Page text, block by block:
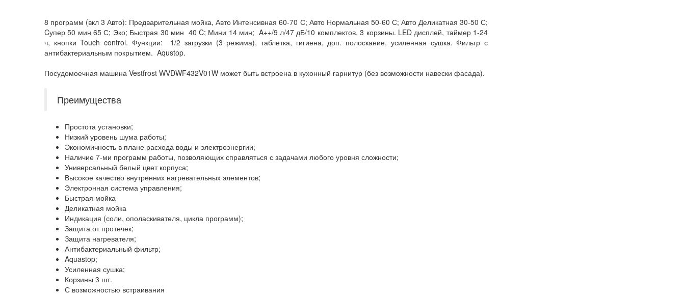
8 программ (вкл 3 Авто): Предварительная мойка, Авто Интенсивная 60-70 С; Авто Нормальная 50-60 С; Авто Деликатная 30-50 С;
Cупер 50 мин 65 С; Эко; Быстрая 30 мин 40 C; Мини 14 мин; A++/9 л/47 дБ/10 комплектов, 3 корзины. LED дисплей, таймер 1-24
ч, кнопки Touch control. Функции: 1/2 загрузки (3 режима), таблетка, гигиена, доп. полоскание, усиленная сушка. Фильтр с
антибактериальным покрытием. Aqustop.
Посудомоечная машина Vestfrost WVDWF432V01W может быть встроена в кухонный гарнитур (без возможности навески фасада).
Преимущества
Простота установки;
Низкий уровень шума работы;
Экономичность в плане расхода воды и электроэнергии;
Наличие 7-ми программ работы, позволяющих справляться с задачами любого уровня сложности;
Универсальный белый цвет корпуса;
Высокое качество внутренних нагревательных элементов;
Электронная система управления;
Быстрая мойка
Деликатная мойка
Индикация (соли, ополаскивателя, цикла программ);
Защита от протечек;
Защита нагревателя;
Антибактериальный фильтр;
Aquastop;
Усиленная сушка;
Корзины 3 шт.
С возможностью встраивания